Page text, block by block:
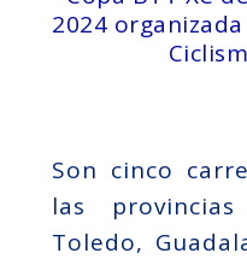
2024
Son cinco
las
Toledo,